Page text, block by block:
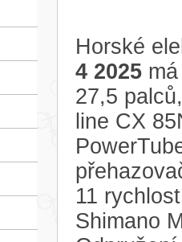
Horské
4 2025
27,5
line CX
11
Shimano